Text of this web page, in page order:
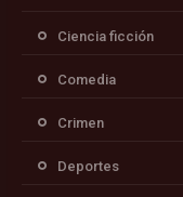
Ciencia ficción
Comedia
Crimen
Deportes